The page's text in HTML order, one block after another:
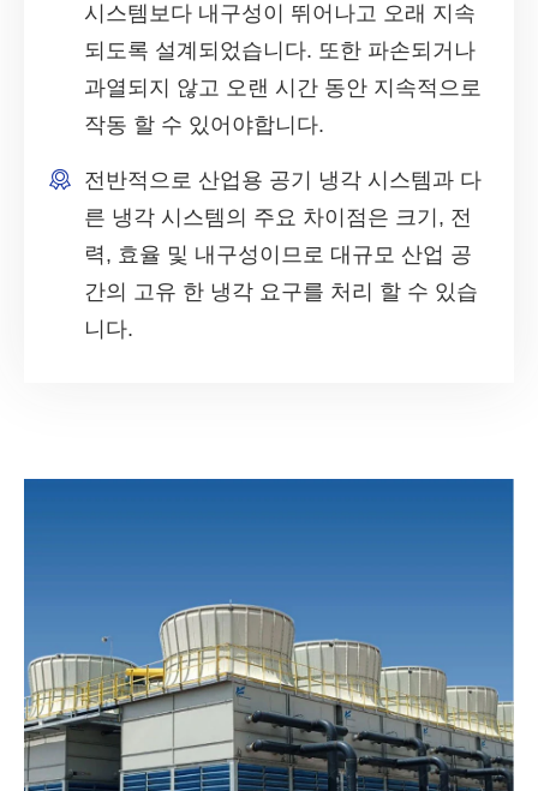
시스템보다 내구성이 뛰어나고 오래 지속
되도록 설계되었습니다. 또한 파손되거나
과열되지 않고 오랜 시간 동안 지속적으로
작동 할 수 있어야합니다.
전반적으로 산업용 공기 냉각 시스템과 다
른 냉각 시스템의 주요 차이점은 크기, 전
력, 효율 및 내구성이므로 대규모 산업 공
간의 고유 한 냉각 요구를 처리 할 수 있습
니다.